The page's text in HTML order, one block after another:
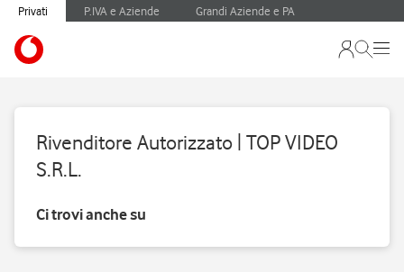
Privati P.IVA e Aziende Grandi Aziende e PA
Rivenditore Autorizzato | TOP VIDEO
S.R.L.
Ci trovi anche su